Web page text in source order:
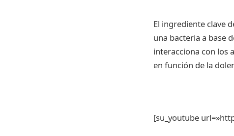
El ingrediente clave
una bacteria a base
interacciona con los
en función de la
[su_youtube